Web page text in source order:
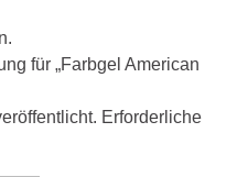
für „Farbgel American
Erforderliche